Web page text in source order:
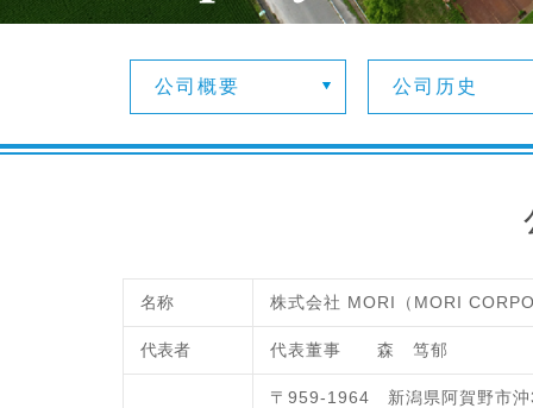
公司概要 公司历史
名称 株式会社 MORI（MORI
代表者 代表董事 森 笃郁
〒959-1964 新潟県阿賀野市